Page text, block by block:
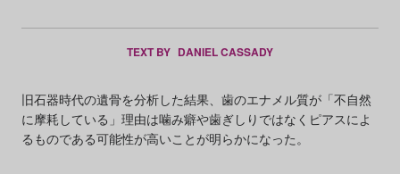
TEXT BY DANIEL CASSADY
旧石器時代の遺骨を分析した結果、歯のエナメル質が「不自然
に摩耗している」理由は噛み癖や歯ぎしりではなくピアスによ
るものである可能性が高いことが明らかになった。